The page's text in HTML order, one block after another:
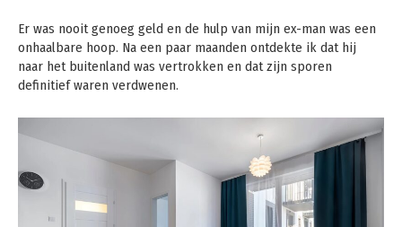
Er was nooit genoeg geld en de hulp van mijn ex-man was een
onhaalbare hoop. Na een paar maanden ontdekte ik dat hij
naar het buitenland was vertrokken en dat zijn sporen
definitief waren verdwenen.